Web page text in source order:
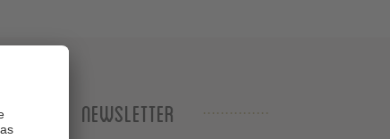
Newsletter